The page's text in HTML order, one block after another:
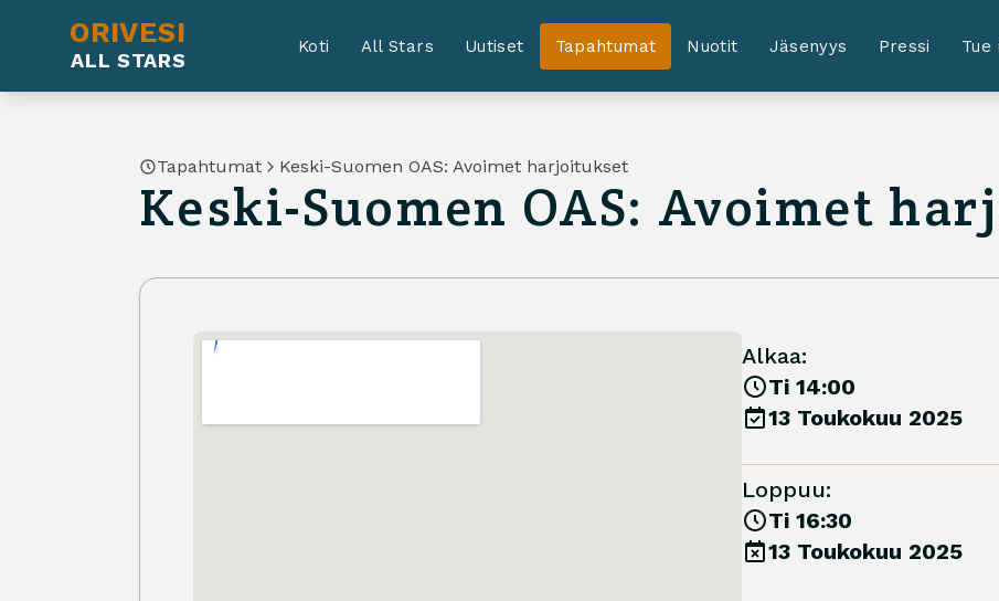
ORIVESI
ALL STARS
Koti All Stars Uutiset Tapahtumat Nuotit Jäsenyys Pressi Tue
Tapahtumat Keski-Suomen OAS: Avoimet harjoitukset
Keski-Suomen OAS: Avoimet
Alkaa:
Ti 14:00
13 Toukokuu 2025
Loppuu:
Ti 16:30
13 Toukokuu 2025